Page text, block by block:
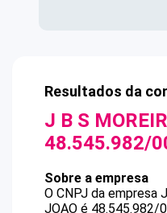
Resultados da
J B S
48.545.982/
Sobre a empresa
O CNPJ da empresa
JOAO é 48.545.982/